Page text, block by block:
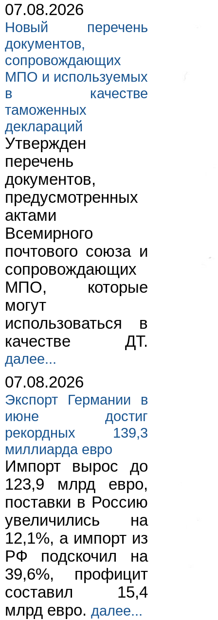
07.08.2026
Новый перечень
документов,
сопровождающих
МПО и используемых
в качестве
таможенных
деклараций
Утвержден
перечень
документов,
предусмотренных
актами
Всемирного
почтового союза и
сопровождающих
МПО, которые
могут
использоваться в
качестве ДТ.
далее...
07.08.2026
Экспорт Германии в
июне достиг
рекордных 139,3
миллиарда евро
Импорт вырос до
123,9 млрд евро,
поставки в Россию
увеличились на
12,1%, а импорт из
РФ подскочил на
39,6%, профицит
составил 15,4
млрд евро. далее...